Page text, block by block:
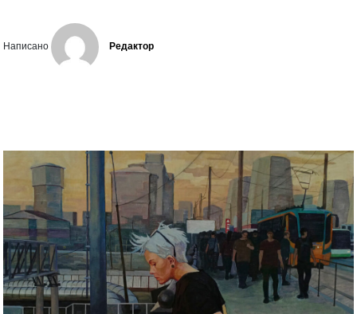
Написано Редактор